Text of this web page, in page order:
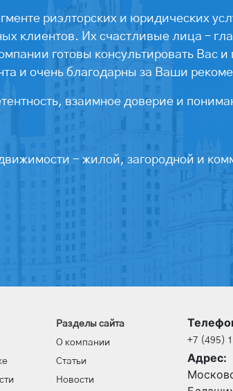
риэлторских и юридических
клиентов. Их счастливые лица –
готовы консультировать Вас и
и очень благодарны за Ваши
взаимное доверие и
- жилой, загородной и
Разделы сайта
О компании
Статьи
Новости
+7 (495)
Адрес: